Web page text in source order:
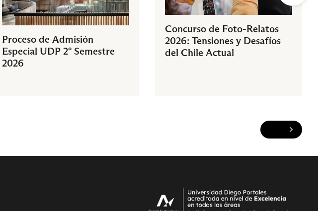
Proceso de Admisión
Especial UDP 2° Semestre
2026
Concurso de Foto-Relatos
2026: Tensiones y Desafíos
del Chile Actual